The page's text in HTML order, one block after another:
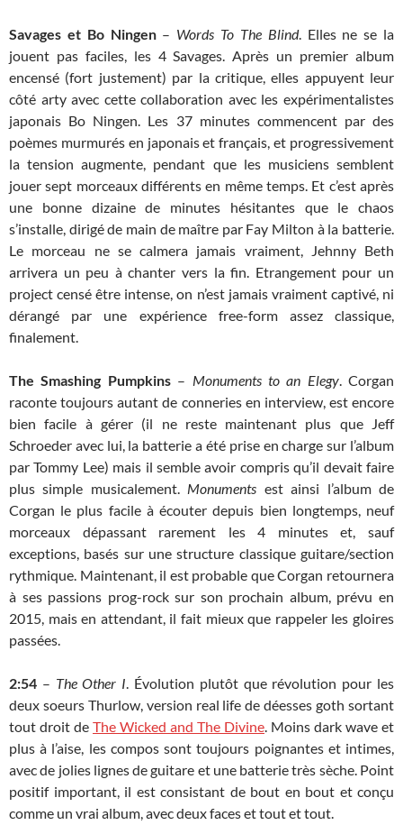
Savages et Bo Ningen– Words To The Blind. Elles ne se la
jouent pas faciles, les 4 Savages. Après un premier album
encensé (fort justement) par la critique, elles appuyent leur
côté arty avec cette collaboration avec les expérimentalistes
japonais Bo Ningen. Les 37 minutes commencent par des
poèmes murmurés en japonais et français, et progressivement
la tension augmente, pendant que les musiciens semblent
jouer sept morceaux différents en même temps. Et c’est après
une bonne dizaine de minutes hésitantes que le chaos
s’installe, dirigé de main de maître par Fay Milton à la batterie.
Le morceau ne se calmera jamais vraiment, Jehnny Beth
arrivera un peu à chanter vers la fin. Etrangement pour un
project censé être intense, on n’est jamais vraiment captivé, ni
dérangé par une expérience free-form assez classique,
finalement.
The Smashing Pumpkins– Monuments to an Elegy. Corgan
raconte toujours autant de conneries en interview, est encore
bien facile à gérer (il ne reste maintenant plus que Jeff
Schroeder avec lui, la batterie a été prise en charge sur l’album
par Tommy Lee) mais il semble avoir compris qu’il devait faire
plus simple musicalement. Monuments est ainsi l’album de
Corgan le plus facile à écouter depuis bien longtemps, neuf
morceaux dépassant rarement les 4 minutes et, sauf
exceptions, basés sur une structure classique guitare/section
rythmique. Maintenant, il est probable que Corgan retournera
à ses passions prog-rock sur son prochain album, prévu en
2015, mais en attendant, il fait mieux que rappeler les gloires
passées.
2:54 – The Other I. Évolution plutôt que révolution pour les
deux soeurs Thurlow, version real life de déesses goth sortant
tout droit de The Wicked and The Divine. Moins dark wave et
plus à l’aise, les compos sont toujours poignantes et intimes,
avec de jolies lignes de guitare et une batterie très sèche. Point
positif important, il est consistant de bout en bout et conçu
comme un vrai album, avec deux faces et tout et tout.